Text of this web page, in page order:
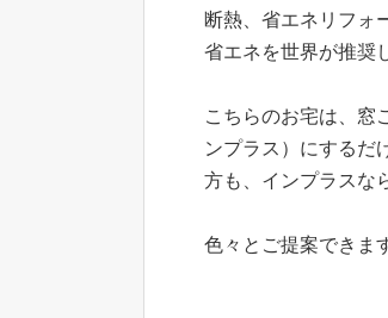
断熱、省エネリフォ
省エネを世界が推奨
こちらのお宅は、窓
ンプラス）にするだ
方も、インプラスな
色々とご提案できま